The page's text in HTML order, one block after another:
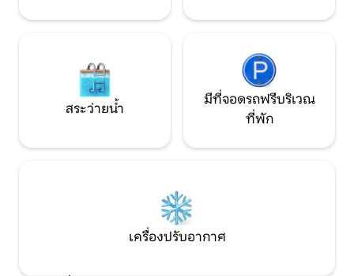
สระว่ายน้ำ
มีที่จอดรถฟรีบริเวณ
ที่พัก
เครื่องปรับอากาศ